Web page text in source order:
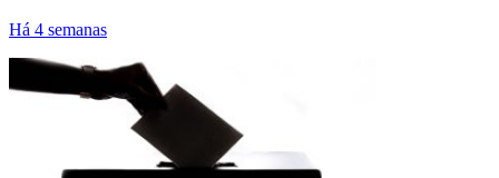
Há 4 semanas